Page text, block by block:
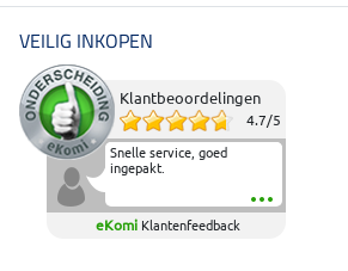
VEILIG INKOPEN
Klantbeoordelingen
4.7/5
Snelle service, goed
ingepakt.
eKomi Klantenfeedback